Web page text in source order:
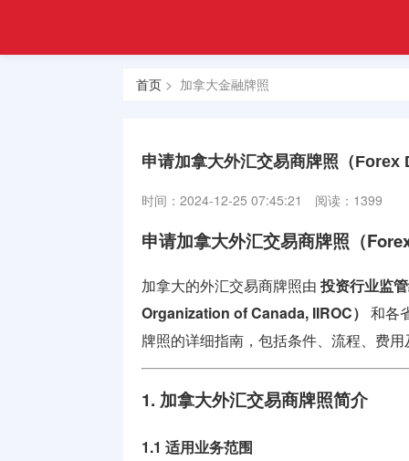
金融
牌照牌照
牌照
合规牌照
申请
资产管理
牌照
加密货币
首页 > 加拿大金融牌照
申请加拿大外汇交易商牌照（
时间：2024-12-25 07:45:21 阅读：1399
申请加拿大外汇交易商牌照（
加拿大的外汇交易商牌照由 投资行业监
Organization of Canada, IIROC） 和各
牌照的详细指南，包括条件、流程、费
1. 加拿大外汇交易商牌照简介
1.1 适用业务范围